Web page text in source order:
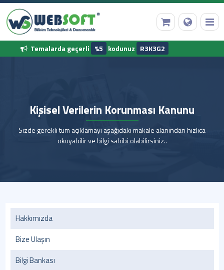
Temalarda geçerli %5 kodunuz R3K3G2
Kişisel Verilerin Korunması Kanunu
Sizde gerekli tüm açıklamayı aşağıdaki makale alanından hızlıca
okuyabilir ve bilgi sahibi olabilirsiniz..
Hakkımızda
Bize Ulaşın
Bilgi Bankası
Alan Adı Tescili
Web Hosting
Kurumsal Bilgilerimiz